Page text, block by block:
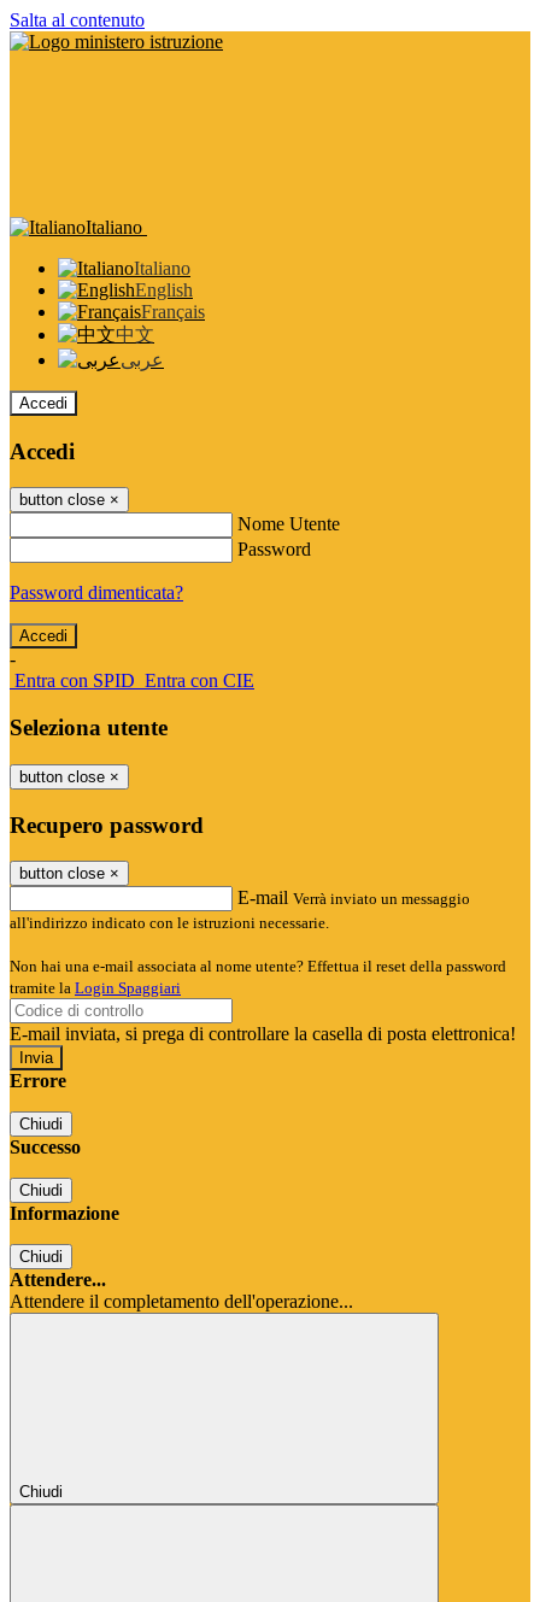
Salta al contenuto
Italiano
Italiano
English
Français
中文
عربى
Accedi
Accedi
button close ×
Nome Utente
Password
Password dimenticata?
-
Entra con SPID Entra con CIE
Seleziona utente
button close ×
Recupero password
button close ×
E-mail Verrà inviato un messaggio
all'indirizzo indicato con le istruzioni necessarie.
Non hai una e-mail associata al nome utente? Effettua il reset della password
tramite la Login Spaggiari
E-mail inviata, si prega di controllare la casella di posta elettronica!
Errore
Chiudi
Successo
Chiudi
Informazione
Chiudi
Attendere...
Attendere il completamento dell'operazione...
Chiudi